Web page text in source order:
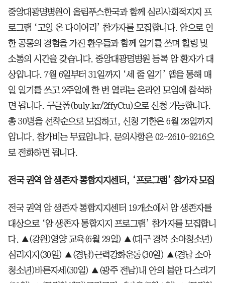
중앙대광명병원이 올림푸스한국과 함께 심리사회적지지 프
로그램 ‘고잉 온 다이어리’ 참가자를 모집합니다. 암으로 인
한 공통의 경험을 가진 환우들과 함께 일기를 쓰며 힐링 및
소통의 시간을 갖습니다. 중앙대광명병원 등록 암 환자가 대
상입니다. 7월 6일부터 31일까지 ‘세 줄 일기’ 앱을 통해 매
일 일기를 쓰고 2주일에 한 번 열리는 온라인 모임에 참석하
면 됩니다. 구글폼(buly.kr/2ffyCtu)으로 신청 가능합니다.
총 30명을 선착순으로 모집하고, 신청 기한은 6월 28일까지
입니다. 참가비는 무료입니다. 문의사항은 02-2610-9216으
로 전화하면 됩니다.
전국 권역 암 생존자 통합지지센터, ‘프로그램’ 참가자 모집
전국 권역 암 생존자 통합지지센터 19개소에서 암 생존자를
대상으로 ‘암 생존자 통합지지 프로그램’ 참가자를 모집합니
다. ▲(강원)영양 교육(6월 29일) ▲(대구 경북 소아청소년)
심리지지(30일) ▲(경남)근력강화운동(30일) ▲(경남 소아
청소년)바른자세(30일) ▲(광주 전남)내 안의 불안 다스리기